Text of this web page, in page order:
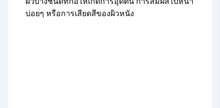
บ่อยๆ หรือการเสียดสีของผิวหนัง